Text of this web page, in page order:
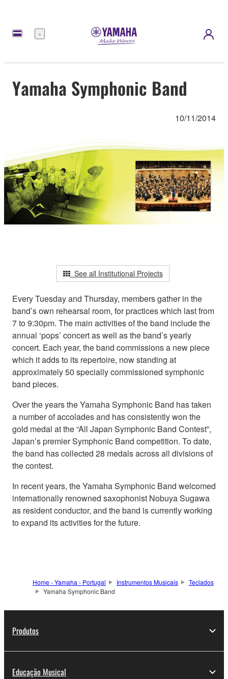
Menu
Yamaha Symphonic Band
10/11/2014
See all Institutional Projects
Every Tuesday and Thursday, members gather in the
band’s own rehearsal room, for practices which last from
7 to 9:30pm. The main activities of the band include the
annual ‘pops’ concert as well as the band’s yearly
concert. Each year, the band commissions a new piece
which it adds to its repertoire, now standing at
approximately 50 specially commissioned symphonic
band pieces.
Over the years the Yamaha Symphonic Band has taken
a number of accolades and has consistently won the
gold medal at the “All Japan Symphonic Band Contest”,
Japan’s premier Symphonic Band competition. To date,
the band has collected 28 medals across all divisions of
the contest.
In recent years, the Yamaha Symphonic Band welcomed
internationally renowned saxophonist Nobuya Sugawa
as resident conductor, and the band is currently working
to expand its activities for the future.
Home - Yamaha - Portugal Instrumentos Musicais
Teclados
Yamaha Symphonic Band
Produtos
Educação Musical